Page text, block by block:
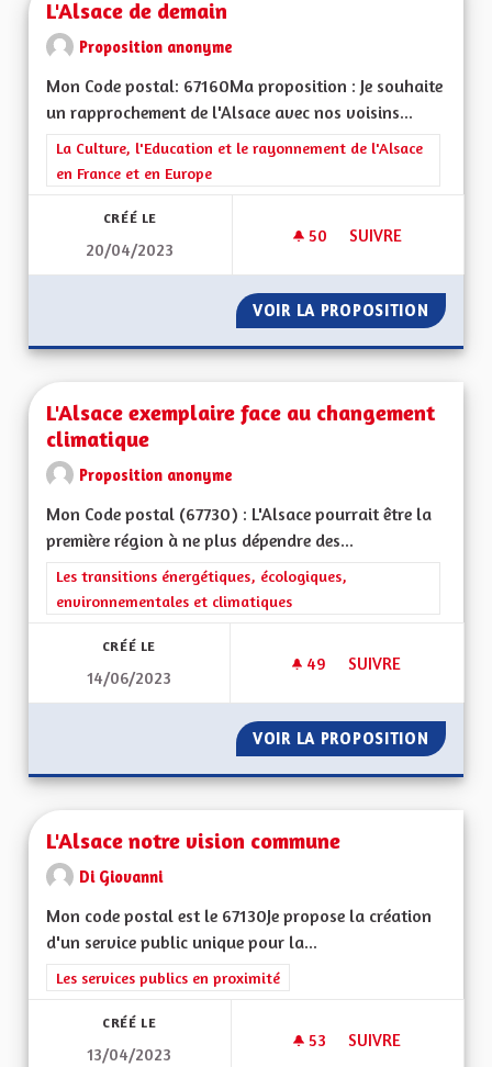
L'Alsace de demain
Proposition anonyme
Mon Code postal: 67160Ma proposition : Je souhaite
un rapprochement de l'Alsace avec nos voisins...
Filtrer les résultats de la catégorie : La Culture, l'Education et
La Culture, l'Education et le rayonnement de l'Alsace
en France et en Europe
CRÉÉ LE
20/04/2023
50 50 ABONNÉS
SUIVRE
VOIR LA PROPOSITION
L'Alsace exemplaire face au changement
climatique
Proposition anonyme
Mon Code postal (67730) : L'Alsace pourrait être la
première région à ne plus dépendre des...
Filtrer les résultats de la catégorie : Les transitions
Les transitions énergétiques, écologiques,
environnementales et climatiques
CRÉÉ LE
14/06/2023
49 49 ABONNÉS
SUIVRE
VOIR LA PROPOSITION
L'Alsace notre vision commune
Di Giovanni
Mon code postal est le 67130Je propose la création
d'un service public unique pour la...
Filtrer les résultats de la catégorie : Les services publics en
Les services publics en proximité
CRÉÉ LE
13/04/2023
53 53 ABONNÉS
SUIVRE